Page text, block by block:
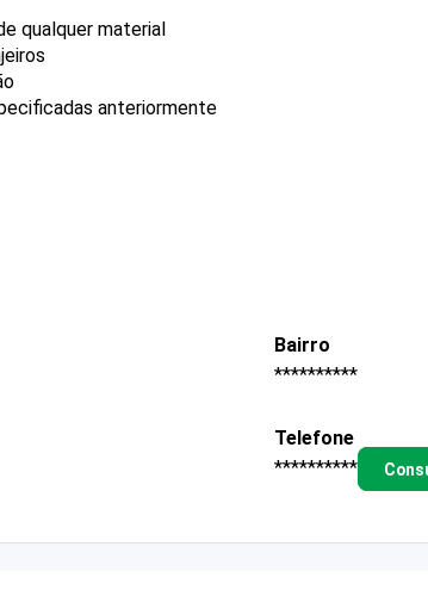
qualquer material
anteriormente
Bairro
**********
Telefone
**********